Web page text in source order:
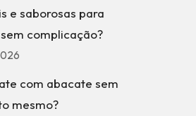
e saborosas para
complicação?
com abacate sem
mesmo?